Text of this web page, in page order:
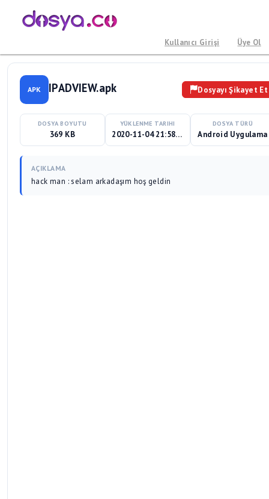
Kullanıcı Girişi Üye Ol
APK IPADVIEW.apk Dosyayı Şikayet Et
DOSYA BOYUTU
369 KB
YÜKLENME TARIHI
2020-11-04 21:58:36
DOSYA TÜRÜ
Android Uygulama
AÇIKLAMA
hack man : selam arkadaşım hoş geldin